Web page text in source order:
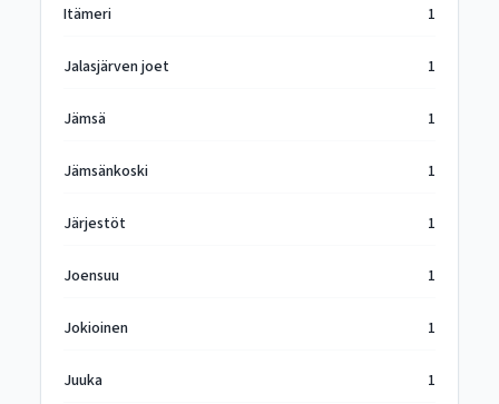
Itämeri 1
Jalasjärven joet 1
Jämsä 1
Jämsänkoski 1
Järjestöt 1
Joensuu 1
Jokioinen 1
Juuka 1